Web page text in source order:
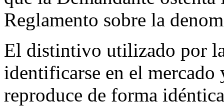
Reglamento sobre la
El distintivo utilizado por
identificarse en el
reproduce de forma